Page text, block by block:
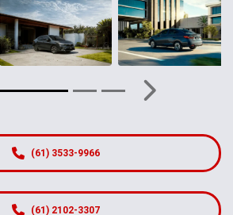
Próximo
(61) 3533-9966
(61) 2102-3307